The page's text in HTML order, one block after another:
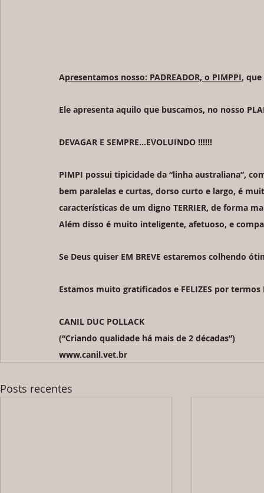
Apresentamos nosso: PADREADOR, o PIMPPI, que
Ele apresenta aquilo que buscamos, no nosso
DEVAGAR E SEMPRE...EVOLUINDO !!!!!!
PIMPI possui tipicidade da “linha australiana”,
bem paralelas e curtas, dorso curto e largo, é
características de um digno TERRIER, de forma
Além disso é muito inteligente, afetuoso, e
Se Deus quiser EM BREVE estaremos colhendo
Estamos muito gratificados e FELIZES por termos
CANIL DUC POLLACK
(“Criando qualidade há mais de 2 décadas”)
www.canil.vet.br
Posts recentes